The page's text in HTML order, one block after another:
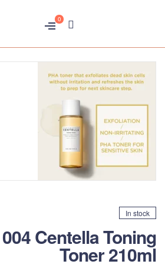
0
In stock
Centella Toning
Toner 210ml